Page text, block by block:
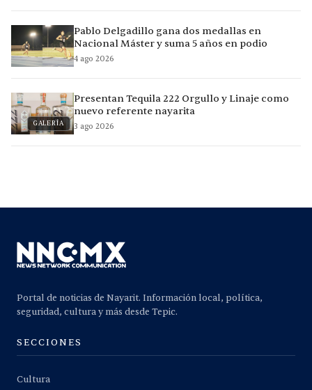
Pablo Delgadillo gana dos medallas en
Nacional Máster y suma 5 años en podio
4 ago 2026
GALERÍA
Presentan Tequila 222 Orgullo y Linaje como
nuevo referente nayarita
3 ago 2026
Portal de noticias de Nayarit. Información local, política,
seguridad, cultura y más desde Tepic.
SECCIONES
Cultura